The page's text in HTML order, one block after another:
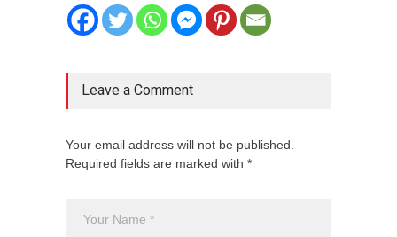
Leave a Comment
Your email address will not be published.
Required fields are marked with *